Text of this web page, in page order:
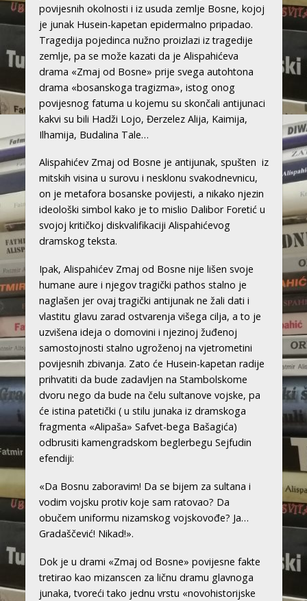
povijesnih okolnosti i iz usuda zemlje Bosne, kojoj
je junak Husein-kapetan epidermalno pripadao.
Tragedija pojedinca nužno proizlazi iz tragedije
zemlje, pa se može kazati da je Alispahićeva
drama «Zmaj od Bosne» prije svega autohtona
drama «bosanskoga tragizma», istog onog
povijesnog fatuma u kojemu su skončali antijunaci
kakvi su bili Hadži Lojo, Đerzelez Alija, Kaimija,
Ilhamija, Budalina Tale…
Alispahićev Zmaj od Bosne je antijunak, spušten iz
mitskih visina u surovu i nesklonu svakodnevnicu,
on je metafora bosanske povijesti, a nikako njezin
ideološki simbol kako je to mislio Dalibor Foretić u
svojoj kritičkoj diskvalifikaciji Alispahićevog
dramskog teksta.
Ipak, Alispahićev Zmaj od Bosne nije lišen svoje
humane aure i njegov tragički pathos stalno je
naglašen jer ovaj tragički antijunak ne žali dati i
vlastitu glavu zarad ostvarenja višega cilja, a to je
uzvišena ideja o domovini i njezinoj žuđenoj
samostojnosti stalno ugroženoj na vjetrometini
povijesnih zbivanja. Zato će Husein-kapetan radije
prihvatiti da bude zadavljen na Stambolskome
dvoru nego da bude na čelu sultanove vojske, pa
će istina patetički ( u stilu junaka iz dramskoga
fragmenta «Alipaša» Safvet-bega Bašagića)
odbrusiti kamengradskom beglerbegu Sejfudin
efendiji:
«Da Bosnu zaboravim! Da se bijem za sultana i
vodim vojsku protiv koje sam ratovao? Da
obučem uniformu nizamskog vojskovođe? Ja…
Gradaščević! Nikad!».
Dok je u drami «Zmaj od Bosne» povijesne fakte
tretirao kao mizanscen za ličnu dramu glavnoga
junaka, tvoreći tako jednu vrstu «novohistorijske